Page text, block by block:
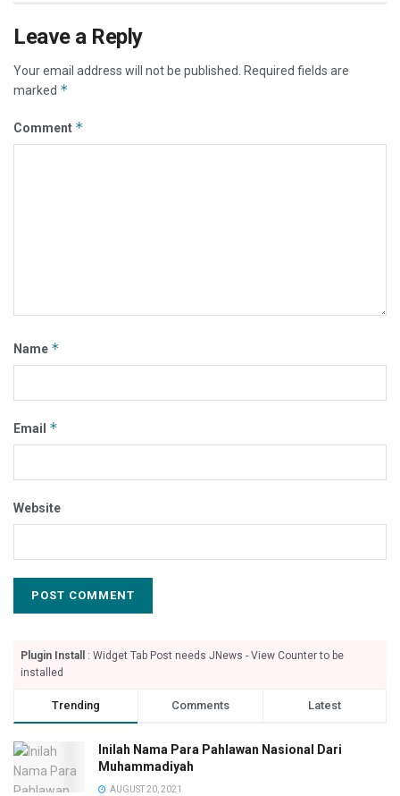
Leave a Reply
Your email address will not be published. Required fields are
marked *
Comment *
Name *
Email *
Website
Plugin Install
: Widget Tab Post needs JNews - View Counter to be
installed
Trending Comments Latest
Inilah Nama Para Pahlawan Nasional Dari
Muhammadiyah
AUGUST 20, 2021